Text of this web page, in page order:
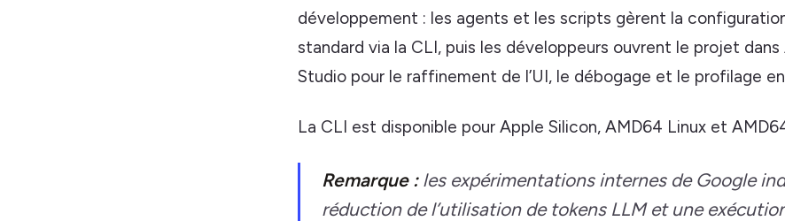
développement : les agents et les scripts gèrent la
standard via la CLI, puis les développeurs ouvrent le projet dans
Studio pour le raffinement de l’UI, le débogage et le profilage
La CLI est disponible pour Apple Silicon, AMD64 Linux et
Remarque :les expérimentations internes de Google
réduction de l’utilisation de tokens LLM et une